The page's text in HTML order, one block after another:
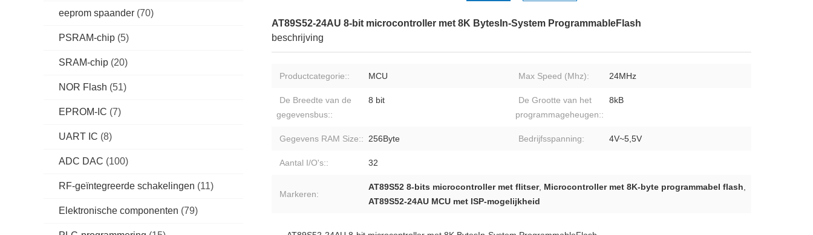
eeprom spaander (70)
PSRAM-chip (5)
SRAM-chip (20)
NOR Flash (51)
EPROM-IC (7)
UART IC (8)
ADC DAC (100)
RF-geïntegreerde schakelingen (11)
Elektronische componenten (79)
AT89S52-24AU 8-bit microcontroller met 8K BytesIn-System ProgrammableFlash
beschrijving
Productcategorie:: MCU Max Speed (Mhz): 24MHz
De Breedte van de
gegevensbus::
8 bit
De Grootte van het
programmageheugen::
8kB
Gegevens RAM Size:: 256Byte Bedrijfsspanning: 4V~5,5V
Aantal I/O's:: 32
Markeren:
AT89S52 8-bits microcontroller met flitser, Microcontroller met 8K-byte programmabel flash,
AT89S52-24AU MCU met ISP-mogelijkheid